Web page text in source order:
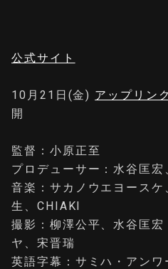
公式サイト
10⽉21⽇(金) アップリン
開
監督：小原正至
プロデューサー：水谷匡宏
音楽：サカノウエヨース
生、CHIAKI
撮影：柳澤公平、水谷匡
ヤ、宋晋瑞
英語字幕：サミハ・アンワ